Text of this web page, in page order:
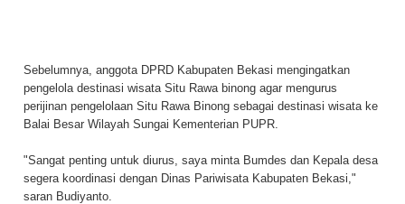
Sebelumnya, anggota DPRD Kabupaten Bekasi mengingatkan
pengelola destinasi wisata Situ Rawa binong agar mengurus
perijinan pengelolaan Situ Rawa Binong sebagai destinasi wisata ke
Balai Besar Wilayah Sungai Kementerian PUPR.
"Sangat penting untuk diurus, saya minta Bumdes dan Kepala desa
segera koordinasi dengan Dinas Pariwisata Kabupaten Bekasi,"
saran Budiyanto.